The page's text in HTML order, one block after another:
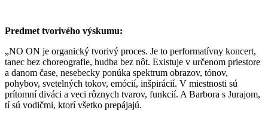
Predmet tvorivého výskumu:
„NO ON je organický tvorivý proces. Je to performatívny koncert,
tanec bez choreografie, hudba bez nôt. Existuje v určenom priestore
a danom čase, nesebecky ponúka spektrum obrazov, tónov,
pohybov, svetelných tokov, emócií, inšpirácií. V miestnosti sú
prítomní diváci a veci rôznych tvarov, funkcií. A Barbora s Jurajom,
tí sú vodičmi, ktorí všetko prepájajú.